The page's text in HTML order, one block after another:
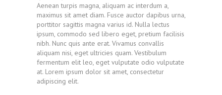
Aenean turpis magna, aliquam ac interdum a,
maximus sit amet diam. Fusce auctor dapibus urna,
porttitor sagittis magna varius id. Nulla lectus
ipsum, commodo sed libero eget, pretium facilisis
nibh. Nunc quis ante erat. Vivamus convallis
aliquam nisi, eget ultricies quam. Vestibulum
fermentum elit leo, eget vulputate odio vulputate
at. Lorem ipsum dolor sit amet, consectetur
adipiscing elit.